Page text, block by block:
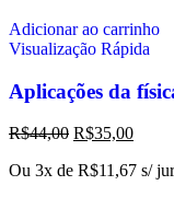
Adicionar ao carrinho
Visualização Rápida
Aplicações da
R$44,00 R$35,00
Ou 3x de R$11,67 s/